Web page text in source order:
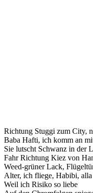
Richtung Stuggi zum City,
Baba Hafti, ich komm an
Sie lutscht Schwanz in der
Fahr Richtung Kiez von
Weed-grüner Lack,
Alter, ich fliege, Habibi,
Weil ich Risiko so liebe